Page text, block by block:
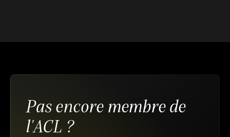
Pas encore membre de
l'ACL ?